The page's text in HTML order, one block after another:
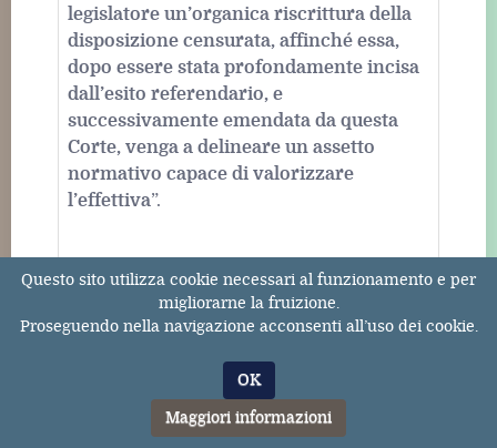
legislatore un’organica riscrittura della
disposizione censurata, affinché essa,
dopo essere stata profondamente incisa
dall’esito referendario, e
successivamente emendata da questa
Corte, venga a delineare un assetto
normativo capace di valorizzare
l’effettiva”.
art. 24, comma 1. d,lgs 148/2015
(“consultazione sindacale”per accesso
intende richiedere il trattamento
straordinario di integrazione salariale per
le causali di cui all'articolo 21, comma 1,
Questo sito utilizza cookie necessari al funzionamento e per
migliorarne la fruizione.
Proseguendo nella navigazione acconsenti all’uso dei cookie.
OK
Maggiori informazioni